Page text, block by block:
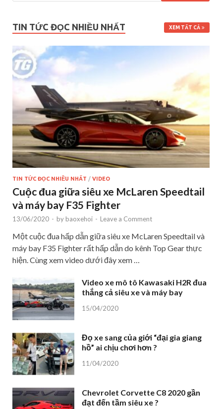
TIN TỨC ĐỌC NHIỀU NHẤT XEM TẤT CẢ
TIN TỨC ĐỌC NHIỀU NHẤT / VIDEO
Cuộc đua giữa siêu xe McLaren Speedtail
và máy bay F35 Fighter
13/06/2020 - by baoxehoi - Leave a Comment
Một cuộc đua hấp dẫn giữa siêu xe McLaren Speedtail và
máy bay F35 Fighter rất hấp dẫn do kênh Top Gear thực
hiện. Cùng xem video dưới đây xem …
Video xe mô tô Kawasaki H2R đua
thắng cả siêu xe và máy bay
15/04/2020
Đọ xe sang của giới “đại gia giang
hồ” ai chịu chơi hơn ?
11/04/2020
Chevrolet Corvette C8 2020 gần
đạt đến tầm siêu xe ?